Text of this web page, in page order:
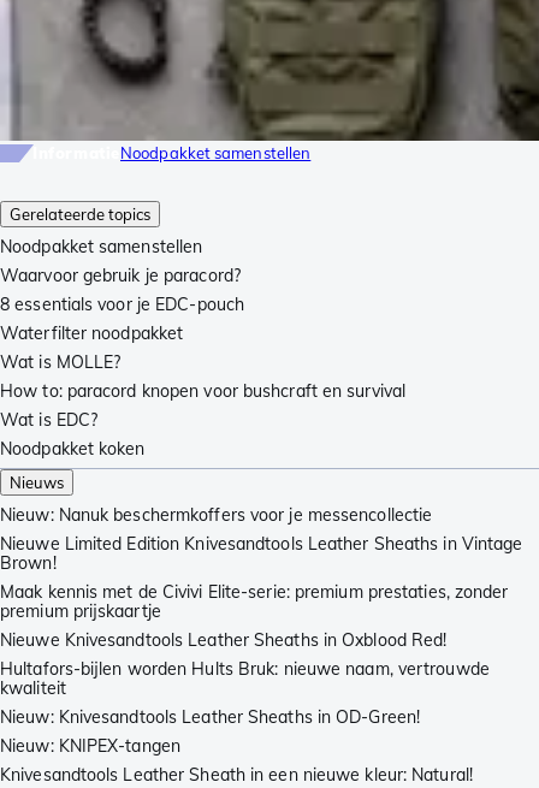
Gerelateerde topics
Noodpakket samenstellen
Waarvoor gebruik je paracord?
8 essentials voor je EDC-pouch
Waterfilter noodpakket
Wat is MOLLE?
How to: paracord knopen voor bushcraft en survival
Wat is EDC?
Noodpakket koken
Nieuws
Nieuw: Nanuk beschermkoffers voor je messencollectie
Nieuwe Limited Edition Knivesandtools Leather Sheaths in Vintage
Brown!
Maak kennis met de Civivi Elite-serie: premium prestaties, zonder
premium prijskaartje
Nieuwe Knivesandtools Leather Sheaths in Oxblood Red!
Hultafors-bijlen worden Hults Bruk: nieuwe naam, vertrouwde
kwaliteit
Nieuw: Knivesandtools Leather Sheaths in OD-Green!
Nieuw: KNIPEX-tangen
Knivesandtools Leather Sheath in een nieuwe kleur: Natural!
Noodpakket samenstellen